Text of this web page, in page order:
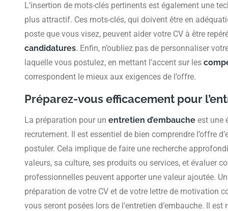
L’insertion de mots-clés pertinents est également une
plus attractif. Ces mots-clés, qui doivent être en
poste que vous visez, peuvent aider votre CV à être
candidatures. Enfin, n’oubliez pas de personnaliser
laquelle vous postulez, en mettant l’accent sur les
correspondent le mieux aux exigences de l’offre.
Préparez-vous efficacement pour
La préparation pour unentretien d’embauche est une
recrutement. Il est essentiel de bien comprendre l’offre
postuler. Cela implique de faire une recherche
valeurs, sa culture, ses produits ou services, et évaluer
professionnelles peuvent apporter une valeur ajoutée.
préparation de votre CV et de votre lettre de motivation
vous seront posées lors de l’entretien d’embauche. Il